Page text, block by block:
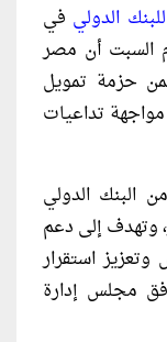
للبنك الدولي في
السبت أن مصر
ضمن حزمة تمويل
تداعيات
دولار من البنك الدولي
مليون دولار، وتهدف إلى دعم
استقرار
مجلس إدارة